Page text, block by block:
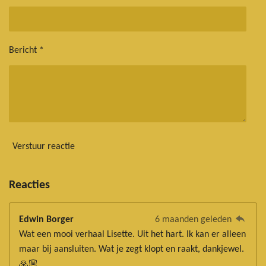
Bericht *
Verstuur reactie
Reacties
Edwin Borger
6 maanden geleden
Wat een mooi verhaal Lisette. Uit het hart. Ik kan er alleen
maar bij aansluiten. Wat je zegt klopt en raakt, dankjewel.